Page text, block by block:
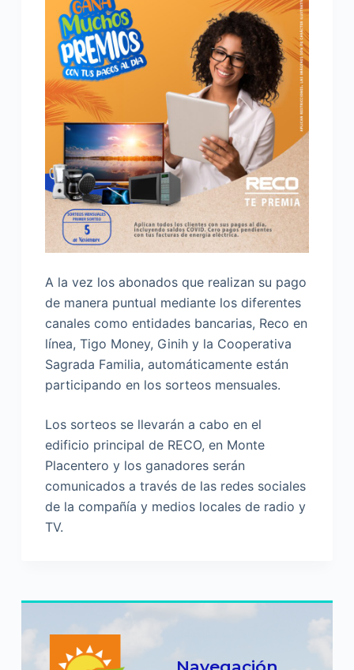
A la vez los abonados que realizan su pago
de manera puntual mediante los diferentes
canales como entidades bancarias, Reco en
línea, Tigo Money, Ginih y la Cooperativa
Sagrada Familia, automáticamente están
participando en los sorteos mensuales.
Los sorteos se llevarán a cabo en el
edificio principal de RECO, en Monte
Placentero y los ganadores serán
comunicados a través de las redes sociales
de la compañía y medios locales de radio y
TV.